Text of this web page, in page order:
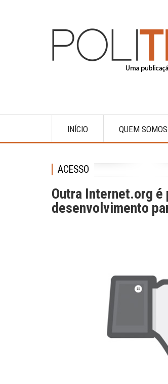
Main
navigation
INÍCIO QUEM SOMOS
ACESSO
Outra Internet.org
desenvolvimento